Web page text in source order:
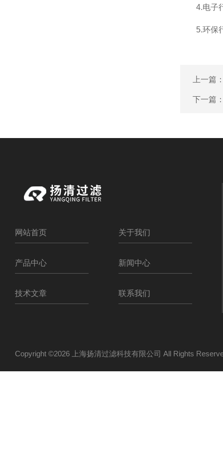
4.电子行
5.环保行
上一篇
下一篇
网站首页 关于我们
产品中心 新闻中心
技术文章 联系我们
Copyright ©2026 上海扬清过滤科技有限公司 All Rights